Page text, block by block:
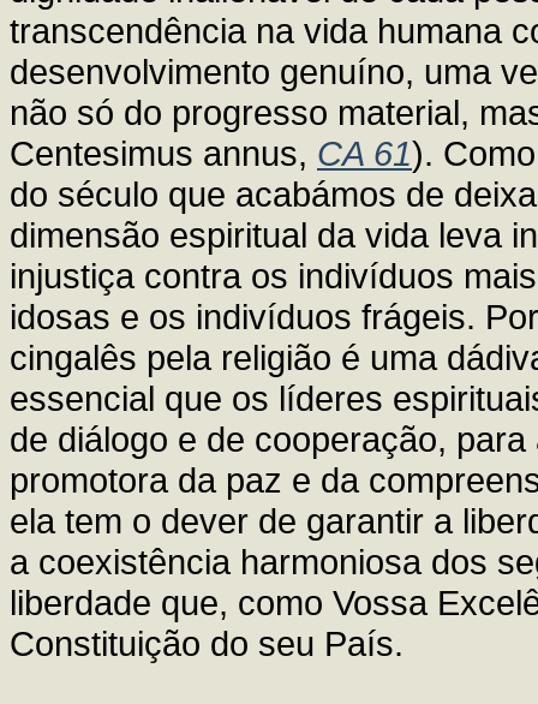
transcendência na vida humana
desenvolvimento genuíno, uma
não só do progresso material,
Centesimus annus, CA 61).
do século que acabámos de
dimensão espiritual da vida leva
injustiça contra os indivíduos
idosas e os indivíduos frágeis.
cingalês pela religião é uma
essencial que os líderes
de diálogo e de cooperação,
promotora da paz e da
ela tem o dever de garantir a
a coexistência harmoniosa dos
liberdade que, como Vossa
Constituição do seu País.